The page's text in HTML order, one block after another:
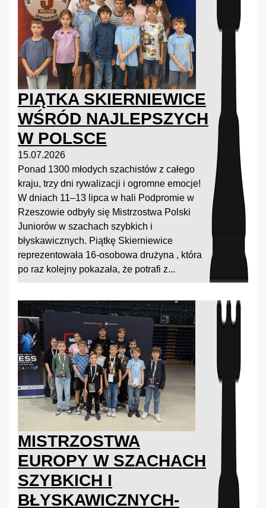
PIĄTKA SKIERNIEWICE
WŚRÓD NAJLEPSZYCH
W POLSCE
15.07.2026
Ponad 1300 młodych szachistów z całego
kraju, trzy dni rywalizacji i ogromne emocje!
W dniach 11–13 lipca w hali Podpromie w
Rzeszowie odbyły się Mistrzostwa Polski
Juniorów w szachach szybkich i
błyskawicznych. Piątkę Skierniewice
reprezentowała 16-osobowa drużyna , która
po raz kolejny pokazała, że potrafi z...
MISTRZOSTWA
EUROPY W SZACHACH
SZYBKICH I
BŁYSKAWICZNYCH-